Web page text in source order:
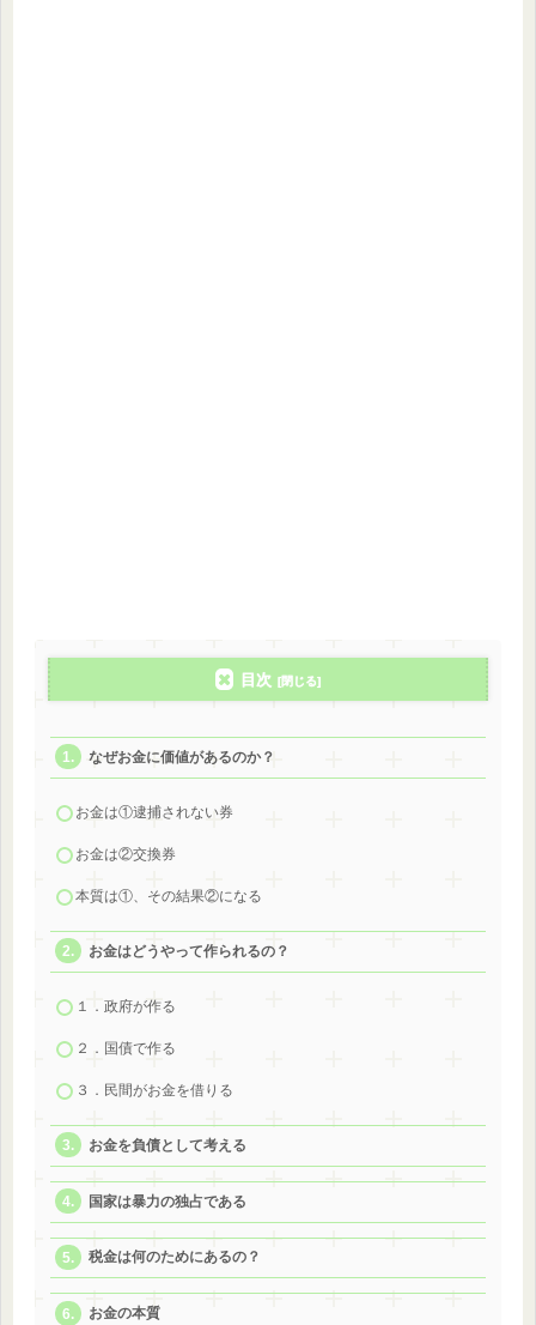
目次
なぜお金に価値があるのか？
お金は①逮捕されない券
お金は②交換券
本質は①、その結果②になる
お金はどうやって作られるの？
１．政府が作る
２．国債で作る
３．民間がお金を借りる
お金を負債として考える
国家は暴力の独占である
税金は何のためにあるの？
お金の本質